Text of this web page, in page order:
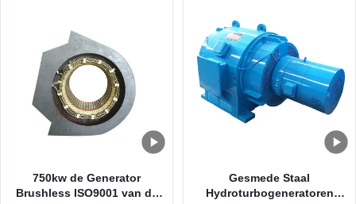
750kw de Generator
Brushless ISO9001 van de
Gesmede Staal
Hydroturbogeneratoren